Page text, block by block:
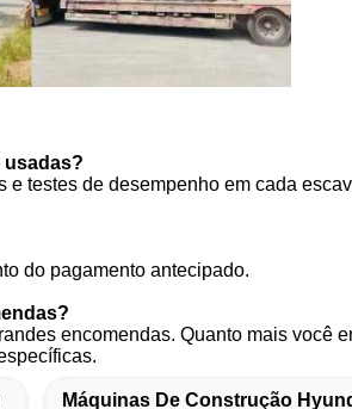
usadas?
testes de desempenho em cada
do pagamento antecipado.
encomendas. Quanto mais você
Máquinas De Construção